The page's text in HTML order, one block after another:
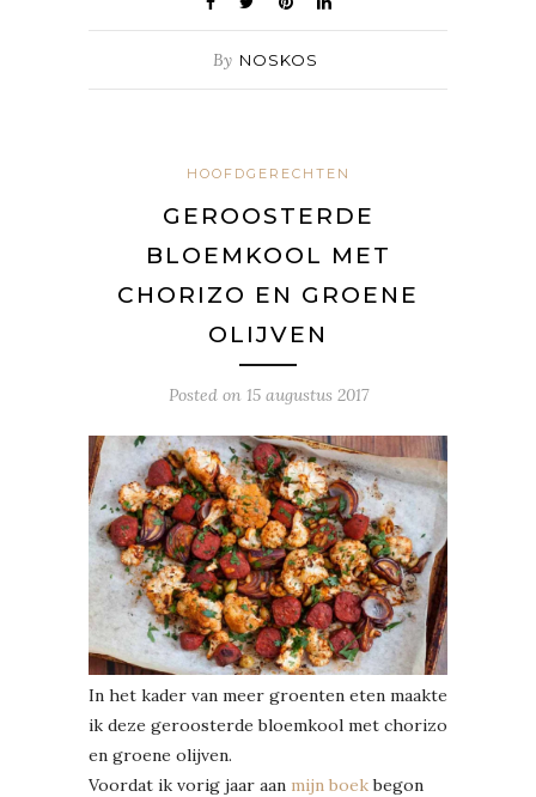
By NOSKOS
HOOFDGERECHTEN
GEROOSTERDE
BLOEMKOOL MET
CHORIZO EN GROENE
OLIJVEN
Posted on 15 augustus 2017
In het kader van meer groenten eten maakte
ik deze geroosterde bloemkool met chorizo
en groene olijven.
Voordat ik vorig jaar aan mijn boekbegon